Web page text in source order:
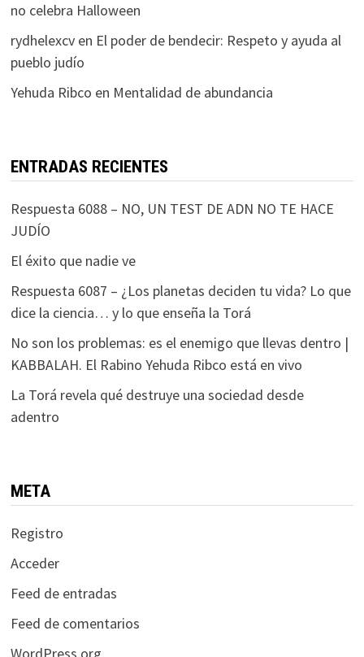
no celebra Halloween
rydhelexcven El poder de bendecir: Respeto y ayuda al
pueblo judío
Yehuda Ribco en Mentalidad de abundancia
ENTRADAS RECIENTES
Respuesta 6088 – NO, UN TEST DE ADN NO TE HACE
JUDÍO
El éxito que nadie ve
Respuesta 6087 – ¿Los planetas deciden tu vida? Lo que
dice la ciencia… y lo que enseña la Torá
No son los problemas: es el enemigo que llevas dentro |
KABBALAH. El Rabino Yehuda Ribco está en vivo
La Torá revela qué destruye una sociedad desde
adentro
META
Registro
Acceder
Feed de entradas
Feed de comentarios